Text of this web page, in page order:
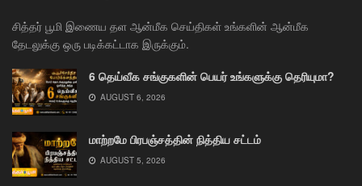
சித்தர் பூமி இணைய தள ஆன்மீக செய்திகள் உங்களின் ஆன்மீக
தேடலுக்கு ஒரு படிக்கட்டாக இருக்கும்.
6 தெய்வீக சங்குகளின் பெயர் உங்களுக்கு தெரியுமா?
AUGUST 6, 2026
மாற்றமே பிரபஞ்சத்தின் நித்திய சட்டம்
AUGUST 5, 2026